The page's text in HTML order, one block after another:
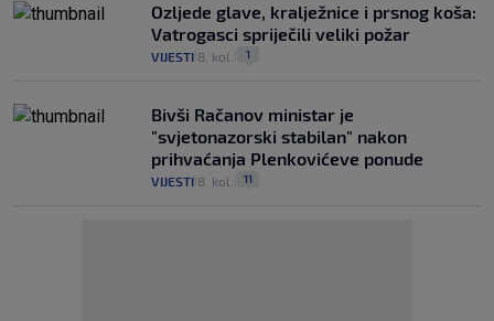
Ozljede glave, kralježnice i prsnog koša:
Vatrogasci spriječili veliki požar
VIJESTI 8. kol. 1
Bivši Račanov ministar je
"svjetonazorski stabilan" nakon
prihvaćanja Plenkovićeve ponude
VIJESTI 8. kol. 11